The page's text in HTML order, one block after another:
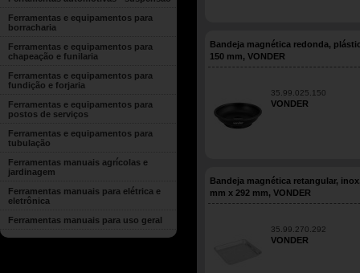
Ferramentas e equipamentos para
borracharia
Ferramentas e equipamentos para
chapeação e funilaria
Ferramentas e equipamentos para
fundição e forjaria
Ferramentas e equipamentos para
postos de serviços
Ferramentas e equipamentos para
tubulação
Ferramentas manuais agrícolas e
jardinagem
Ferramentas manuais para elétrica e
eletrônica
Ferramentas manuais para uso geral
Bandeja magnética redonda,
150 mm, VONDER
35.99.025.150
VONDER
Bandeja magnética retangular,
mm x 292 mm, VONDER
35.99.270.292
VONDER